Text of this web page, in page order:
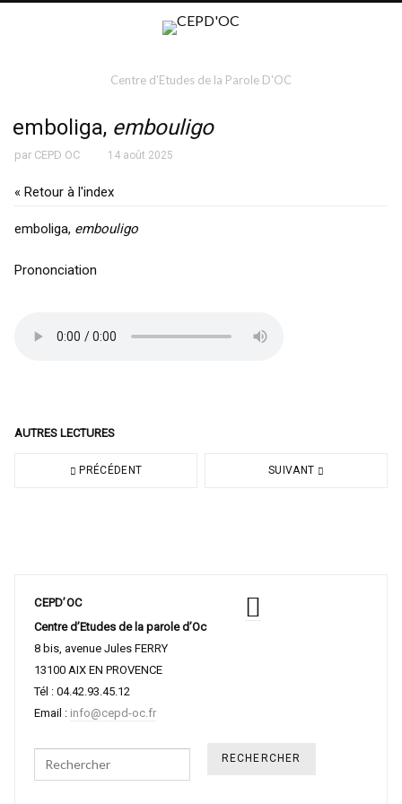
Centre d'Etudes de la Parole D'OC
emboliga, embouligo
par CEPD OC 14 août 2025
« Retour à l'index
emboliga, embouligo
Prononciation
AUTRES LECTURES
PRÉCÉDENT SUIVANT
CEPD’OC
Centre d’Etudes de la parole d’Oc
8 bis, avenue Jules FERRY
13100 AIX EN PROVENCE
Tél : 04.42.93.45.12
Email : info@cepd-oc.fr
Search